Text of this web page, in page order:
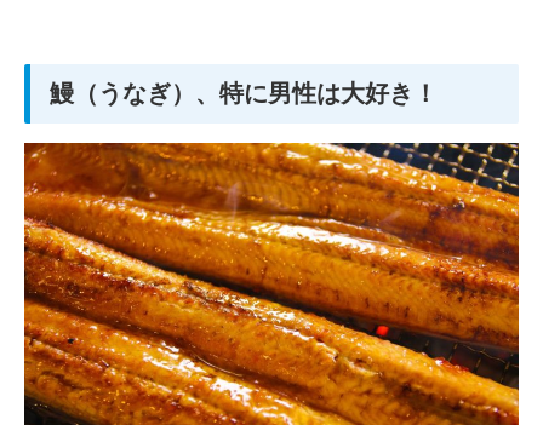
鰻（うなぎ）、特に男性は大好き！